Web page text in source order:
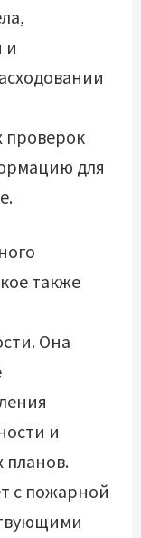
и
проверок
для
также
Она
и
с пожарной